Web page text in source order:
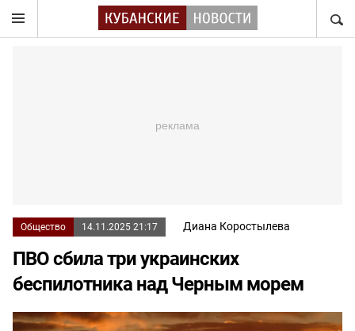
Общество 14.11.2025 21:17 Диана Коростылева
ПВО сбила три украинских
беспилотника над Черным морем